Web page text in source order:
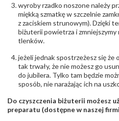
wyroby rzadko noszone należy
miękką szmatkę w szczelnie
z zaciskiem strunowym). Dzięki
biżuterii powietrza i
tlenków.
jeżeli jednak spostrzeżesz się że
tak trwały, że nie możesz go
do jubilera. Tylko tam będzie
sposób, nie narażając ich na
Do czyszczenia biżuterii możesz
preparatu (dostępne w naszej